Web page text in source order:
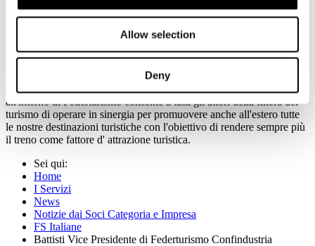
Allow selection
Deny
Facoltà di Economia indirizzo Turismo e testimonianze aziendali nel
Il nuovo Vice-Presidente ha sottolineato il ruolo primario svolto in
particolare dal sistema ad Alta Velocità delle Frecce Italiane, che
collegano tra loro le principali città d'arte; la presenza di Trenitalia
all'interno di Federturismo consente a tutti gli attori della filiera del
turismo di operare in sinergia per promuovere anche all'estero tutte
le nostre destinazioni turistiche con l'obiettivo di rendere sempre più
il treno come fattore d' attrazione turistica.
Sei qui:
Home
I Servizi
News
Notizie dai Soci Categoria e Impresa
FS Italiane
Battisti Vice Presidente di Federturismo Confindustria